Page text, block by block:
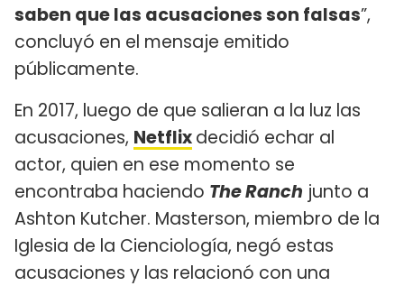
saben que las acusaciones son falsas”,
concluyó en el mensaje emitido
públicamente.
En 2017, luego de que salieran a la luz las
acusaciones, Netflixdecidió echar al
actor, quien en ese momento se
encontraba haciendo The Ranch junto a
Ashton Kutcher. Masterson, miembro de la
Iglesia de la Cienciología, negó estas
acusaciones y las relacionó con una